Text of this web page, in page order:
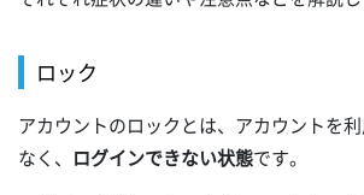
ロック
アカウントのロックとは、アカウントを
なく、 ログインできない状態です。